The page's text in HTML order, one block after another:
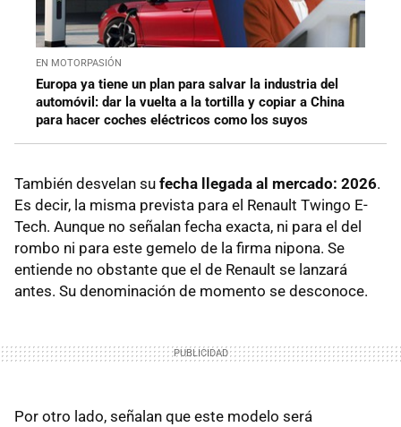
EN MOTORPASIÓN
Europa ya tiene un plan para salvar la industria del
automóvil: dar la vuelta a la tortilla y copiar a China
para hacer coches eléctricos como los suyos
También desvelan su fecha llegada al mercado: 2026.
Es decir, la misma prevista para el Renault Twingo E-
Tech. Aunque no señalan fecha exacta, ni para el del
rombo ni para este gemelo de la firma nipona. Se
entiende no obstante que el de Renault se lanzará
antes. Su denominación de momento se desconoce.
Por otro lado, señalan que este modelo será